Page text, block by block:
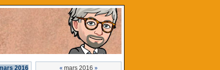
2016 « mars 2016 »